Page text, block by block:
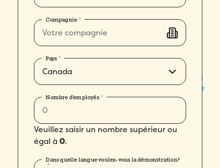
Compagnie *
Pays *
Nombre d'employés *
Veuillez saisir un nombre supérieur ou
égal à0.
Dans quelle langue voulez-vous la démonstration?
*